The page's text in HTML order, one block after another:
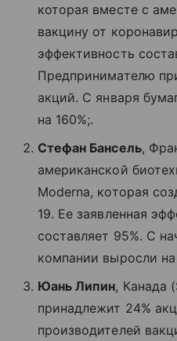
которая вместе с
вакцину от
эффективность
Предпринимателю
акций. С января
на 160%;.
Стефан Бансель,
американской
Moderna, которая
19. Ее заявленная
составляет 95%. C
компании выросли на
Юань Липин, Канада
принадлежит 24%
производителей